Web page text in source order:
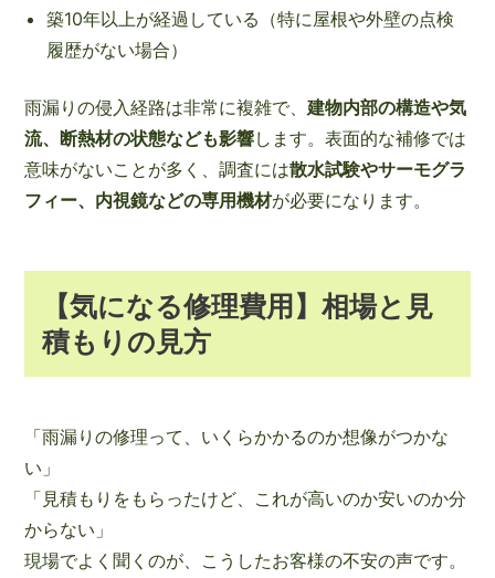
築10年以上が経過している（特に屋根や外壁の点検
履歴がない場合）
雨漏りの侵入経路は非常に複雑で、 建物内部の構造や気
流、断熱材の状態なども影響します。表面的な補修では
意味がないことが多く、調査には散水試験やサーモグラ
フィー、内視鏡などの専用機材が必要になります。
【気になる修理費用】相場と見
積もりの見方
「雨漏りの修理って、いくらかかるのか想像がつかな
い」
「見積もりをもらったけど、これが高いのか安いのか分
からない」
現場でよく聞くのが、こうしたお客様の不安の声です。